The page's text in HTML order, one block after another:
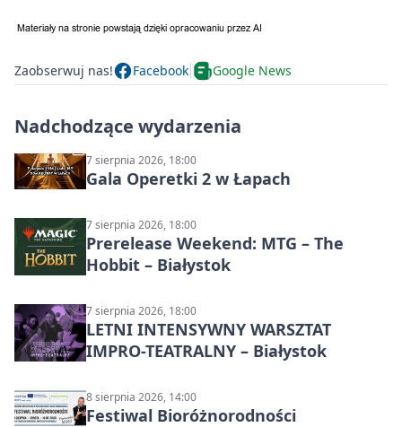
Zaobserwuj nas! Facebook Google News
Nadchodzące wydarzenia
7 sierpnia 2026, 18:00
Gala Operetki 2 w Łapach
7 sierpnia 2026, 18:00
Prerelease Weekend: MTG – The
Hobbit – Białystok
7 sierpnia 2026, 18:00
LETNI INTENSYWNY WARSZTAT
IMPRO-TEATRALNY – Białystok
8 sierpnia 2026, 14:00
Festiwal Bioróżnorodności